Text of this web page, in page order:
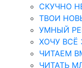
СКУЧНО
ТВОИ
УМНЫЙ
ХОЧУ ВСЁ
ЧИТАЕМ
ЧИТАТЬ